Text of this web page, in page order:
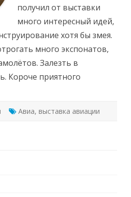
получил от выставки
много интересный идей,
хотя бы змея.
много экспонатов,
Залезть в
Короче приятного
Авиа, выставка авиации